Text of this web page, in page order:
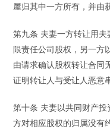
屋归其中一方所有，并由
第九条 夫妻一方转让用
限责任公司股权，另一方
由请求确认股权转让合同
证明转让人与受让人恶意
第十条 夫妻以共同财产
方对相应股权的归属没有